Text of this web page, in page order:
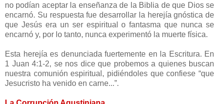
no podían aceptar la enseñanza de la Biblia de que Dios se
encarnó. Su respuesta fue desarrollar la herejía gnóstica de
que Jesús era un ser espiritual o fantasma que nunca se
encarnó y, por lo tanto, nunca experimentó la muerte física.
Esta herejía es denunciada fuertemente en la Escritura. En
1 Juan 4:1-2, se nos dice que probemos a quienes buscan
nuestra comunión espiritual, pidiéndoles que confiese “que
Jesucristo ha venido en carne...”.